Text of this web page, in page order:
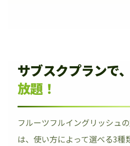
サブスクプランで、
放題！
フルーツフルイングリッシュ
は、使い方によって選べる3種